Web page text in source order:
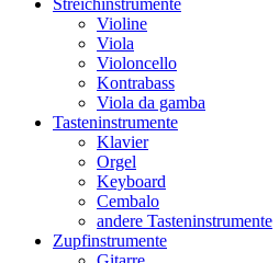
Streichinstrumente
Violine
Viola
Violoncello
Kontrabass
Viola da gamba
Tasteninstrumente
Klavier
Orgel
Keyboard
Cembalo
andere Tasteninstrumente
Zupfinstrumente